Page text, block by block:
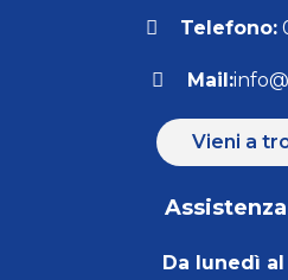
Telefono:
Mail:
Vieni a
Da lunedì